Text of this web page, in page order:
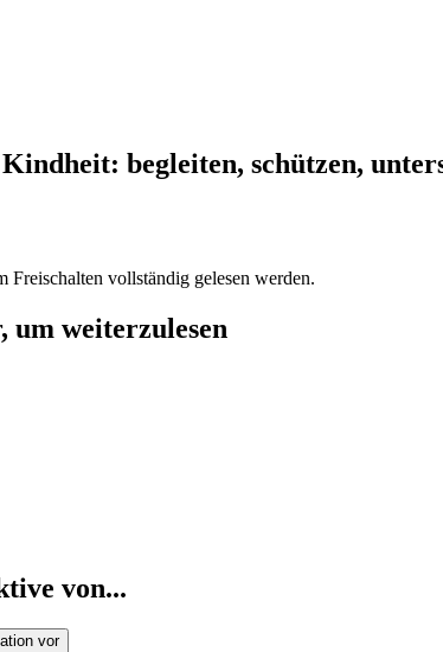
begleiten, schützen,
Freischalten vollständig gelesen werden.
um weiterzulesen
von...
vor